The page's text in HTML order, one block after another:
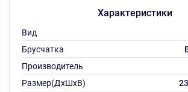
Характеристики
Вид
Брусчатка
Производитель
Размер(ДхШхВ)